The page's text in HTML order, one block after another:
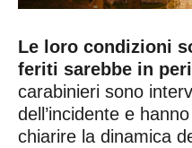
Le loro condizioni
feriti sarebbe in
carabinieri sono
dell’incidente e
chiarire la dinamica